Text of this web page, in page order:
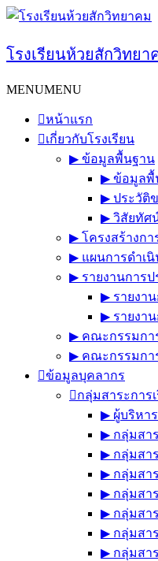
Skip
โรงเรียนห้วยสักวิทยา
MENUMENU
หน้าแรก
เกี่ยวกับโรงเรียน
▶︎ ข้อมูลพื้นฐาน
▶︎ ข้อมูลพื้
▶︎ ประวัติ
▶︎ วิสัยทัศ
▶︎ โครงสร้างกา
▶︎ แผนการดำเนิ
▶︎ รายงานการป
▶︎ รายงาน
▶︎ รายงาน
▶︎ คณะกรรมกา
▶︎ คณะกรรมกา
ข้อมูลบุคลากร
กลุ่มสาระการ
▶︎ ผู้บริหาร
▶︎ กลุ่มสา
▶︎ กลุ่มสา
▶︎ กลุ่มสา
▶︎ กลุ่มสา
▶︎ กลุ่มสา
▶︎ กลุ่มสา
▶︎ กลุ่มสา